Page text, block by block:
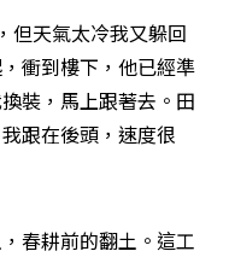
但天氣太冷我又躲回
衝到樓下，他已經準
裝，馬上跟著去。田
跟在後頭，速度很
春耕前的翻土。這工